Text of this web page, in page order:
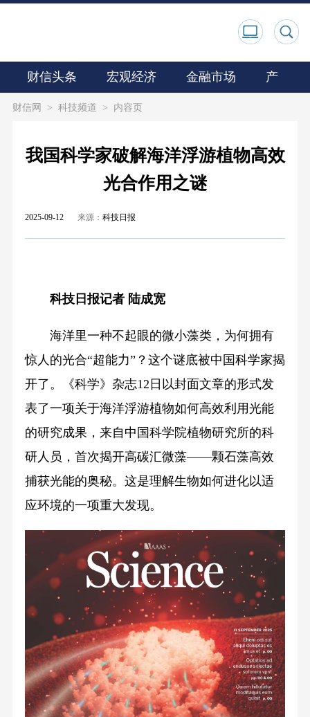
财信头条 宏观经济 金融市场 产业观
财信网 > 科技频道 > 内容页
我国科学家破解海洋浮游植物高效
光合作用之谜
2025-09-12 来源： 科技日报
科技日报记者 陆成宽
海洋里一种不起眼的微小藻类，为何拥有
惊人的光合“超能力”？这个谜底被中国科学家揭
开了。《科学》杂志12日以封面文章的形式发
表了一项关于海洋浮游植物如何高效利用光能
的研究成果，来自中国科学院植物研究所的科
研人员，首次揭开高碳汇微藻——颗石藻高效
捕获光能的奥秘。这是理解生物如何进化以适
应环境的一项重大发现。